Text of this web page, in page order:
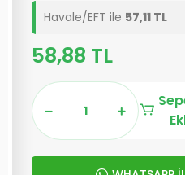
Havale/EFT ile 57,11 TL
58,88 TL